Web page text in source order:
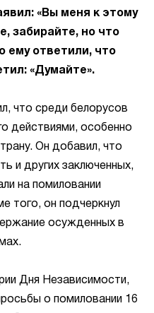
«Вы меня к этому
забирайте, но что
ему ответили, что
«Думайте».
что среди белорусов
действиями, особенно
Он добавил, что
и других заключенных,
на помиловании
того, он подчеркнул
осужденных в
Дня Независимости,
о помиловании 16